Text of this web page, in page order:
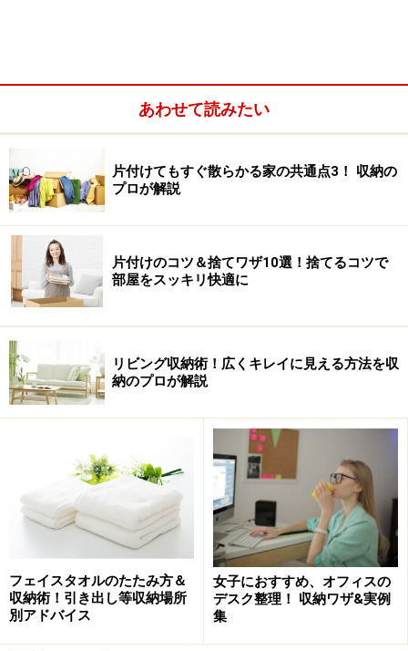
ぐちゃにならないよう、細かくケースを入れて仕切って
あります。
少しでも余裕があると、サイズや種類の違うものを混在
させてしまうことがあるので、細かい指定席を作って確
実に同じ場所に戻せるようナビゲート。「片付ける力
は、自立を促し、それが生きていく力になる！」という
忍耐強いミセス美香の信念のある言葉です。
つい溜めてしまいがちな書類の整理法も紹介してもらい
ました。
※記事内容は執筆時点のものです。最新の内容をご確認くださ
い。
次のページへ
あわせて読みたい
片付けてもすぐ散らかる家の共通点3！ 収納の
プロが解説
片付けのコツ＆捨てワザ10選！捨てるコツで
部屋をスッキリ快適に
リビング収納術！広くキレイに見える方法を収
納のプロが解説
フェイスタオルのたたみ方＆
収納術！引き出し等収納場所
別アドバイス
女子におすすめ、オフィスの
デスク整理！ 収納ワザ&実例
集